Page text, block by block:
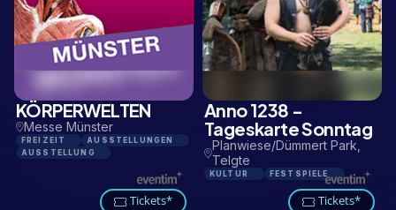
1,9 KM
KÖRPERWELTEN
Messe Münster
FREIZEIT
AUSSTELLUNGEN
AUSSTELLUNG
Tickets*
11,7 KM
Anno 1238 -
Tageskarte Sonntag
Planwiese/Dümmert Park,
Telgte
KULTUR FESTSPIELE
Tickets*